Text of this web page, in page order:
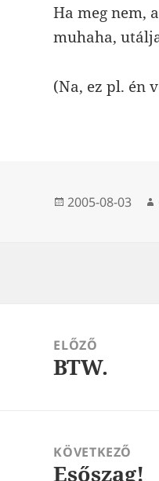
Ha meg nem,
muhaha,
(Na, ez pl. én
Közzétéve
2005-08-03
navigációELŐZŐ
Korábbi
BTW.
KÖVETKEZŐ
Következő
Esőszag!